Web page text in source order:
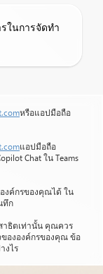
ในการจัดทำ
หรือแอปมือถือ
แอปมือถือ
Chat ใน Teams
งค์กรของคุณได้ ใน
ทึก
าธิตเท่านั้น คุณควร
ขององค์กรของคุณ ข้อ
งไร